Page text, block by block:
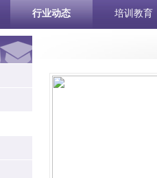
行业动态 培训教育